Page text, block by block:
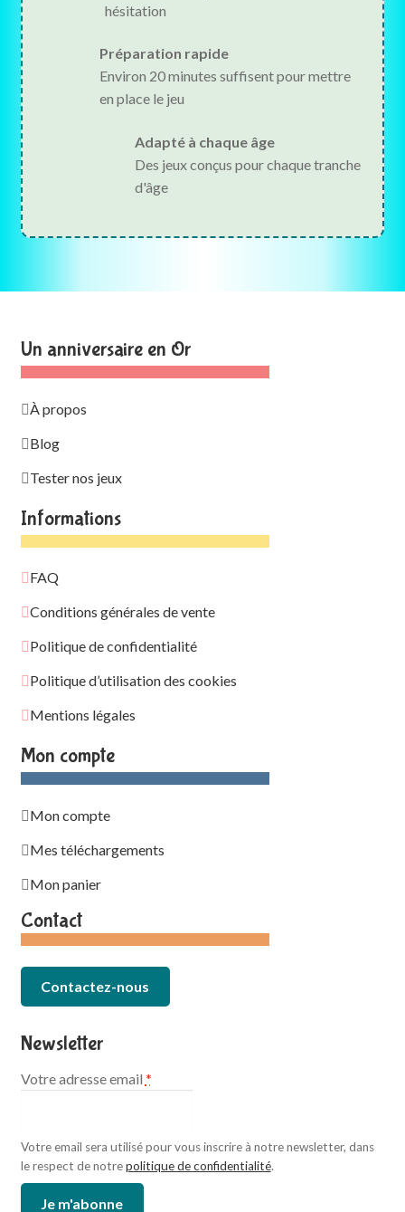
hésitation
Préparation rapide
Environ 20 minutes suffisent pour mettre
en place le jeu
Adapté à chaque âge
Des jeux conçus pour chaque tranche
d'âge
Un anniversaire en Or
À propos
Blog
Tester nos jeux
Informations
FAQ
Conditions générales de vente
Politique de confidentialité
Politique d’utilisation des cookies
Mentions légales
Mon compte
Mon compte
Mes téléchargements
Mon panier
Contact
Contactez-nous
Newsletter
Votre adresse email *
Votre email sera utilisé pour vous inscrire à notre newsletter, dans
le respect de notrepolitique de confidentialité.